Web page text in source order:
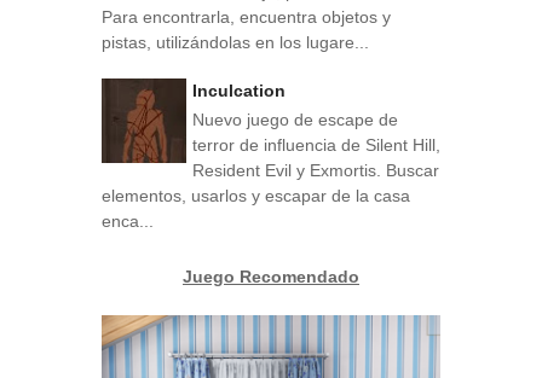
Para encontrarla, encuentra objetos y
pistas, utilizándolas en los lugare...
Inculcation
Nuevo juego de escape de
terror de influencia de Silent Hill,
Resident Evil y Exmortis. Buscar
elementos, usarlos y escapar de la casa
enca...
Juego Recomendado